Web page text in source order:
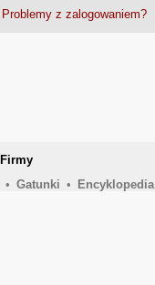
Problemy z zalogowaniem?
Firmy
• Gatunki • Encyklopedia